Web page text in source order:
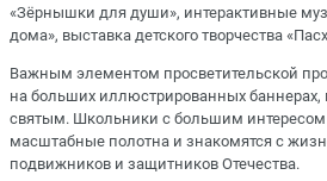
«Зёрнышки для души», интерактивные
дома», выставка детского творчества
Важным элементом просветительской
на больших иллюстрированных
святым. Школьники с большим
масштабные полотна и знакомятся с
подвижников и защитников Отечества.